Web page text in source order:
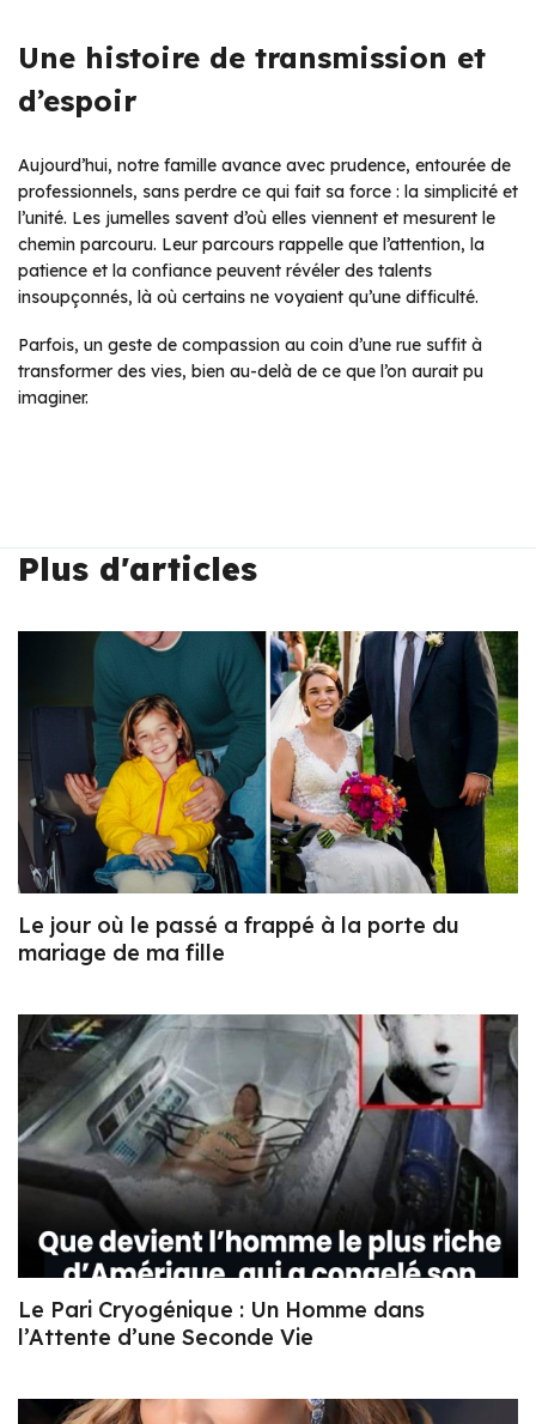
Une histoire de transmission et
d’espoir
Aujourd’hui, notre famille avance avec prudence, entourée de
professionnels, sans perdre ce qui fait sa force : la simplicité et
l’unité. Les jumelles savent d’où elles viennent et mesurent le
chemin parcouru. Leur parcours rappelle que l’attention, la
patience et la confiance peuvent révéler des talents
insoupçonnés, là où certains ne voyaient qu’une difficulté.
Parfois, un geste de compassion au coin d’une rue suffit à
transformer des vies, bien au-delà de ce que l’on aurait pu
imaginer.
Plus d'articles
Le jour où le passé a frappé à la porte du
mariage de ma fille
Le Pari Cryogénique : Un Homme dans
l’Attente d’une Seconde Vie